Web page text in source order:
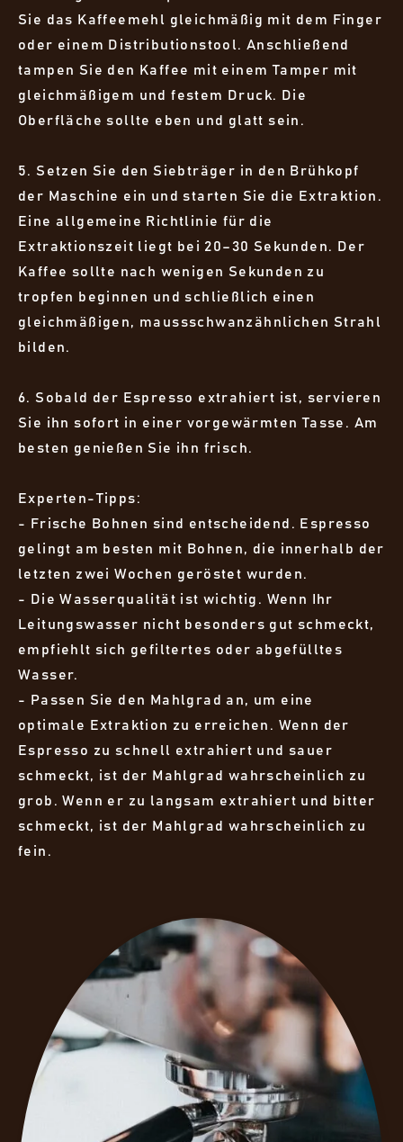
Sie das Kaffeemehl gleichmäßig mit dem Finger
oder einem Distributionstool. Anschließend
tampen Sie den Kaffee mit einem Tamper mit
gleichmäßigem und festem Druck. Die
Oberfläche sollte eben und glatt sein.
5. Setzen Sie den Siebträger in den Brühkopf
der Maschine ein und starten Sie die Extraktion.
Eine allgemeine Richtlinie für die
Extraktionszeit liegt bei 20–30 Sekunden. Der
Kaffee sollte nach wenigen Sekunden zu
tropfen beginnen und schließlich einen
gleichmäßigen, maussschwanzähnlichen Strahl
bilden.
6. Sobald der Espresso extrahiert ist, servieren
Sie ihn sofort in einer vorgewärmten Tasse. Am
besten genießen Sie ihn frisch.
Experten-Tipps:
- Frische Bohnen sind entscheidend. Espresso
gelingt am besten mit Bohnen, die innerhalb der
letzten zwei Wochen geröstet wurden.
- Die Wasserqualität ist wichtig. Wenn Ihr
Leitungswasser nicht besonders gut schmeckt,
empfiehlt sich gefiltertes oder abgefülltes
Wasser.
- Passen Sie den Mahlgrad an, um eine
optimale Extraktion zu erreichen. Wenn der
Espresso zu schnell extrahiert und sauer
schmeckt, ist der Mahlgrad wahrscheinlich zu
grob. Wenn er zu langsam extrahiert und bitter
schmeckt, ist der Mahlgrad wahrscheinlich zu
fein.